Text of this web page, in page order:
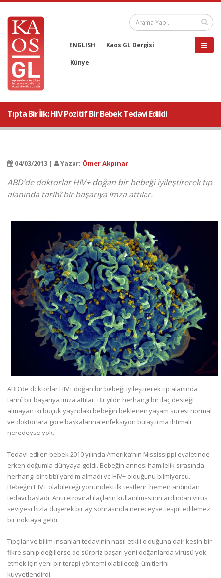
ENGLISH Kaos GL Dergisi
Künye
Tıpta Bir İlk: HIV Pozitif Bir Bebek Tedavi Edildi
04/03/2013 | Yazar: Ömer Akpınar
ABD’de doktorlar HIV+ doğan bir bebeği iyileştirerek tıp
alanında tarihî bir başarıya imza attılar.
ABD’de doktorlar HIV+ doğan bir bebeği iyileştirerek tıp alanında
tarihî bir başarıya imza attılar. Bir yıldır herhangi bir ilaç desteği
almayan iki buçuk yaşındaki bebeğin beklenen yaşam süresi normal
ve doktorlara göre başkalarına enfeksiyon bulaştırma ihtimali
neredeyse yok.
Tedavi edilen bebek 2010 yılında Amerika’nın Mississippi eyaletinde
erken doğumla dünyaya geldi. Bebeğin annesi hamilelik sırasında
herhangi bir tıbbî yardım almadı ve HIV+ olduğunu bilmiyordu.
Bebeğin HIV+ olabileceği yönündeki ilk testlerin hemen ardından
tedavi başladı. Antiretroviral ilaçların kullanılmasının ardından virüs
seviyesi hızla düşerek bir ay sonrasında neredeyse tespit edilemez
bir noktaya geldi.
Tıpçılar ve bilim insanları tedavinin nasıl etkili olduğuna dair kesin bir
fikre sahip değillerse de sürpriz başarı yeni doğanlarda virüsü yok
etmek için yeni bir terapi yöntemi olabileceği ümitlerini
kuvvetlendirdi.